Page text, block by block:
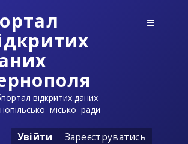
відкритих даних
міської ради
Увійти Зареєструватись